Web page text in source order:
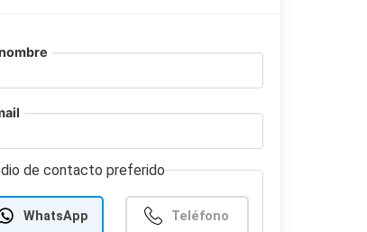
de contacto preferido
WhatsApp Teléfono